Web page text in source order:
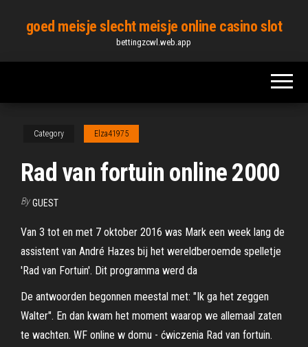
content
goed meisje slecht meisje online casino slot
bettingzcwl.web.app
Category Elza41975
Rad van fortuin online 2000
By GUEST
Van 3 tot en met 7 oktober 2016 was Mark een week lang de
assistent van André Hazes bij het wereldberoemde spelletje
'Rad van Fortuin'. Dit programma werd da
De antwoorden begonnen meestal met: "Ik ga het zeggen
Walter". En dan kwam het moment waarop we allemaal zaten
te wachten. WF online w domu - ćwiczenia Rad van fortuin.